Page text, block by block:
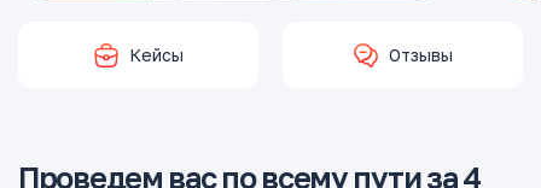
Кейсы Отзывы
Проведем вас по всему пути за 4